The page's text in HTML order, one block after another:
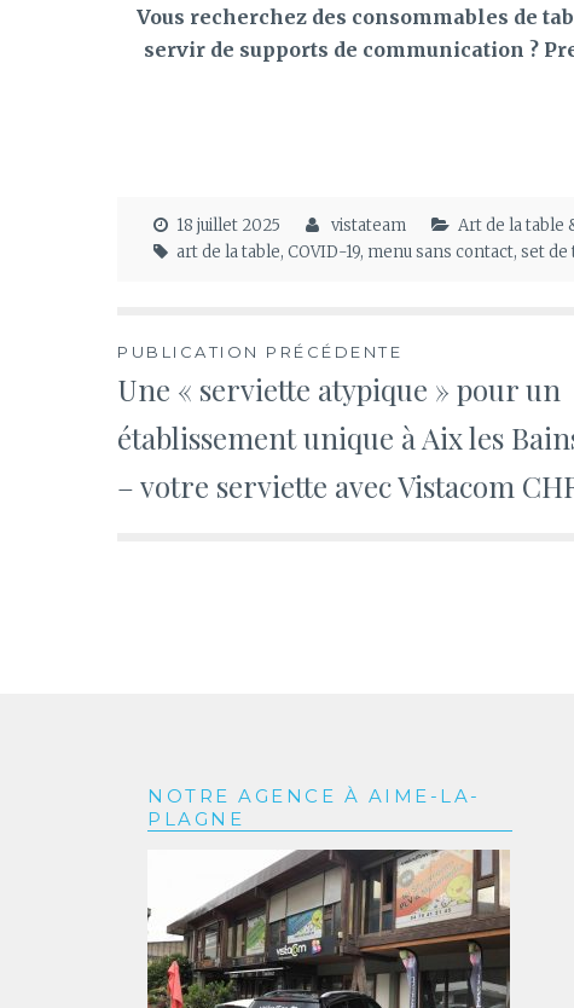
Vous recherchez des consommables de
servir de supports de communication ?
18 juillet 2025 vistateam Art de la table
art de la table, COVID-19, menu sans contact, set de
Navigation
de
l’article
PUBLICATION PRÉCÉDENTE
Une « serviette atypique » pour un
établissement unique à Aix les
– votre serviette avec Vistacom
NOTRE AGENCE À AIME-LA-
PLAGNE